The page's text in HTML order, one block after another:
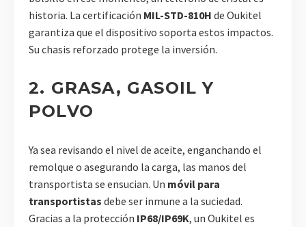
historia. La certificación MIL-STD-810H de Oukitel
garantiza que el dispositivo soporta estos impactos.
Su chasis reforzado protege la inversión.
2. GRASA, GASOIL Y
POLVO
Ya sea revisando el nivel de aceite, enganchando el
remolque o asegurando la carga, las manos del
transportista se ensucian. Un móvil para
transportistas debe ser inmune a la suciedad.
Gracias a la protección IP68/IP69K, un Oukitel es